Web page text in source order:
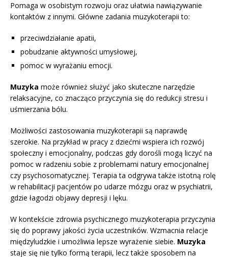
Pomaga w osobistym rozwoju oraz ułatwia nawiązywanie
kontaktów z innymi. Główne zadania muzykoterapii to:
przeciwdziałanie apatii,
pobudzanie aktywności umysłowej,
pomoc w wyrażaniu emocji.
Muzyka może również służyć jako skuteczne narzędzie
relaksacyjne, co znacząco przyczynia się do redukcji stresu i
uśmierzania bólu.
Możliwości zastosowania muzykoterapii są naprawdę
szerokie. Na przykład w pracy z dziećmi wspiera ich rozwój
społeczny i emocjonalny, podczas gdy dorośli mogą liczyć na
pomoc w radzeniu sobie z problemami natury emocjonalnej
czy psychosomatycznej. Terapia ta odgrywa także istotną rolę
w rehabilitacji pacjentów po udarze mózgu oraz w psychiatrii,
gdzie łagodzi objawy depresji i lęku.
W kontekście zdrowia psychicznego muzykoterapia przyczynia
się do poprawy jakości życia uczestników. Wzmacnia relacje
międzyludzkie i umożliwia lepsze wyrażenie siebie. Muzyka
staje się nie tylko formą terapii, lecz także sposobem na